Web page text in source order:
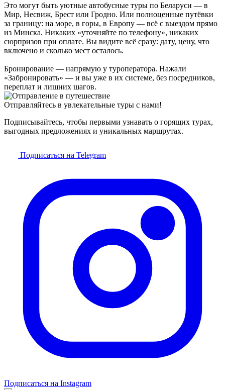
Это могут быть уютные автобусные туры по Беларуси — в
Мир, Несвиж, Брест или Гродно. Или полноценные путёвки
за границу: на море, в горы, в Европу — всё с выездом прямо
из Минска. Никаких «уточняйте по телефону», никаких
сюрпризов при оплате. Вы видите всё сразу: дату, цену, что
включено и сколько мест осталось.
Бронирование — напрямую у туроператора. Нажали
«Забронировать» — и вы уже в их системе, без посредников,
переплат и лишних шагов.
Отправляйтесь в увлекательные туры с нами!
Подписывайтесь, чтобы первыми узнавать о горящих турах,
выгодных предложениях и уникальных маршрутах.
Подписаться на Telegram
Подписаться на Instagram